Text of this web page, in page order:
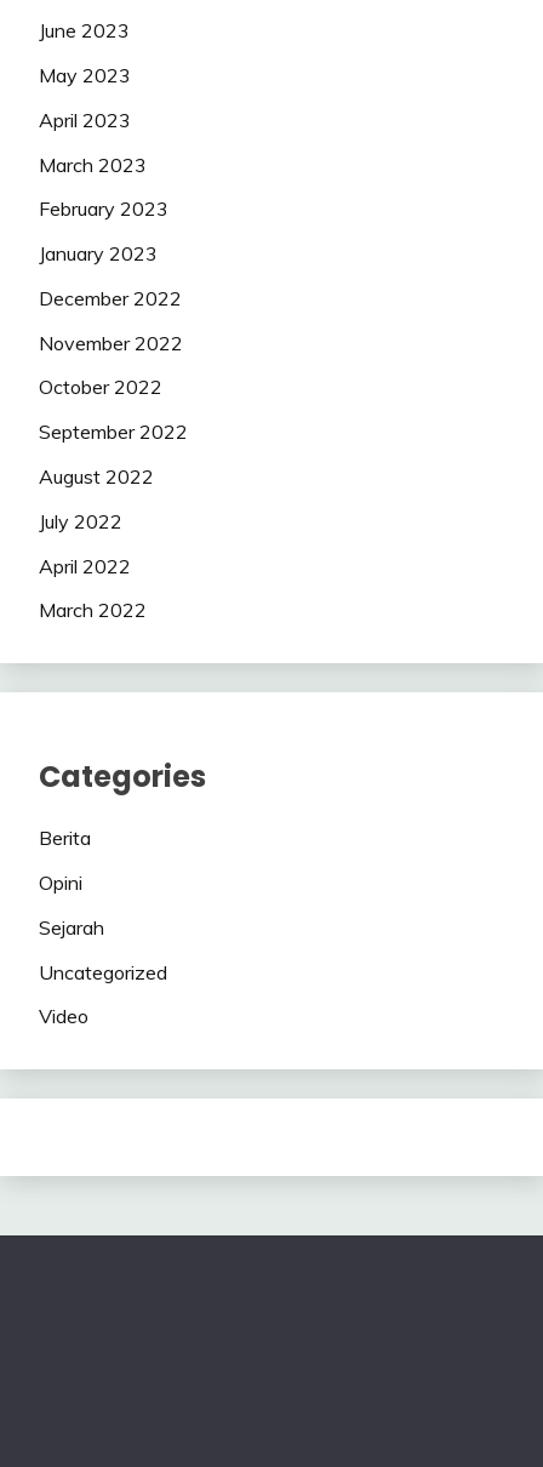
June 2023
May 2023
April 2023
March 2023
February 2023
January 2023
December 2022
November 2022
October 2022
September 2022
August 2022
July 2022
April 2022
March 2022
Categories
Berita
Opini
Sejarah
Uncategorized
Video